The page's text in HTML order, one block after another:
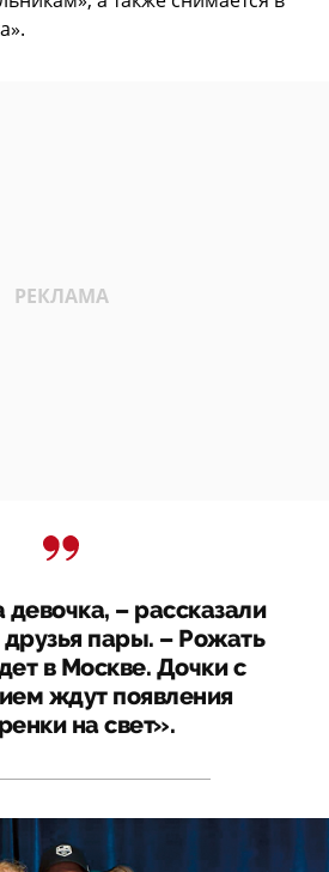
девочка, – рассказали
пары. – Рожать
в Москве. Дочки с
ждут появления
на свет».